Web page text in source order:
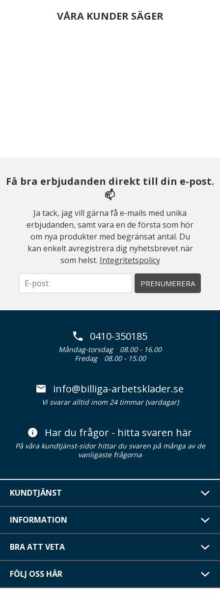
VÅRA KUNDER SÄGER
Få bra erbjudanden direkt till din e-post.
📫
Ja tack, jag vill gärna få e-mails med unika
erbjudanden, samt vara en de första som hör
om nya produkter med begränsat antal. Du
kan enkelt avregistrera dig nyhetsbrevet när
som helst. Integritetspolicy
PRENUMERERA
0410-350185
Måndag-torsdag
08.00 - 16.00
Fredag
08.00 - 15.00
info@billiga-arbetsklader.se
Vi svarar alltid inom 24 timmar (vardagar)
Har du frågor - hitta svaren här
På våra kundtjänst-sidor hittar du svaren på många av de
vanligaste frågorna
KUNDTJÄNST
INFORMATION
BRA ATT VETA
FÖLJ OSS HÄR